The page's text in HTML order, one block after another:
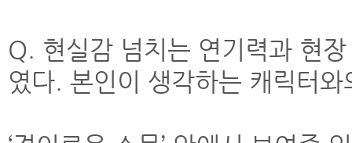
Q. 현실감 넘치는 연기력과 현장
였다. 본인이 생각하는 캐릭터